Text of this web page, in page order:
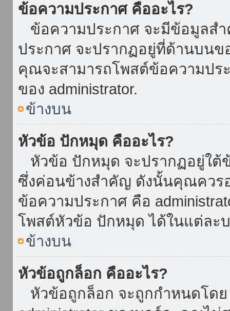
ข้อความประกาศ คืออะไร?
ข้อความประกาศ จะมีข้อมูลส
ประกาศ จะปรากฏอยู่ที่ด้านบนข
คุณจะสามารถโพสต์ข้อความป
ของ administrator.
ข้างบน
หัวข้อ ปักหมุด คืออะไร?
หัวข้อ ปักหมุด จะปรากฏอยู่ใต้
ซึ่งค่อนข้างสำคัญ ดังนั้นคุณควร
ข้อความประกาศ คือ
โพสต์หัวข้อ ปักหมุด ได้ในแต่ละ
ข้างบน
หัวข้อถูกล็อก คืออะไร?
หัวข้อถูกล็อก จะถูกกำหนดโดย